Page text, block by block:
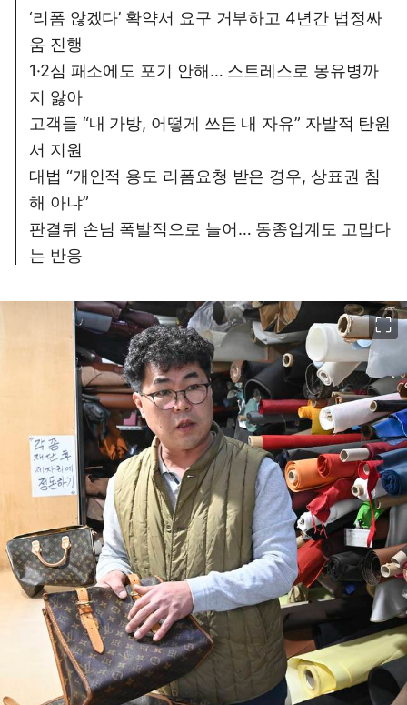
‘리폼 않겠다’ 확약서 요구 거부하고 4년간 법정싸
움 진행
1·2심 패소에도 포기 안해… 스트레스로 몽유병까
지 앓아
고객들 “내 가방, 어떻게 쓰든 내 자유” 자발적 탄원
서 지원
대법 “개인적 용도 리폼요청 받은 경우, 상표권 침
해 아냐”
판결뒤 손님 폭발적으로 늘어… 동종업계도 고맙다
는 반응